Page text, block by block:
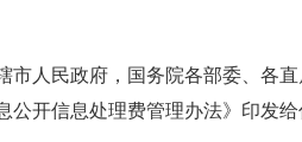
市人民政府，国务院各部委、各
公开信息处理费管理办法》印发